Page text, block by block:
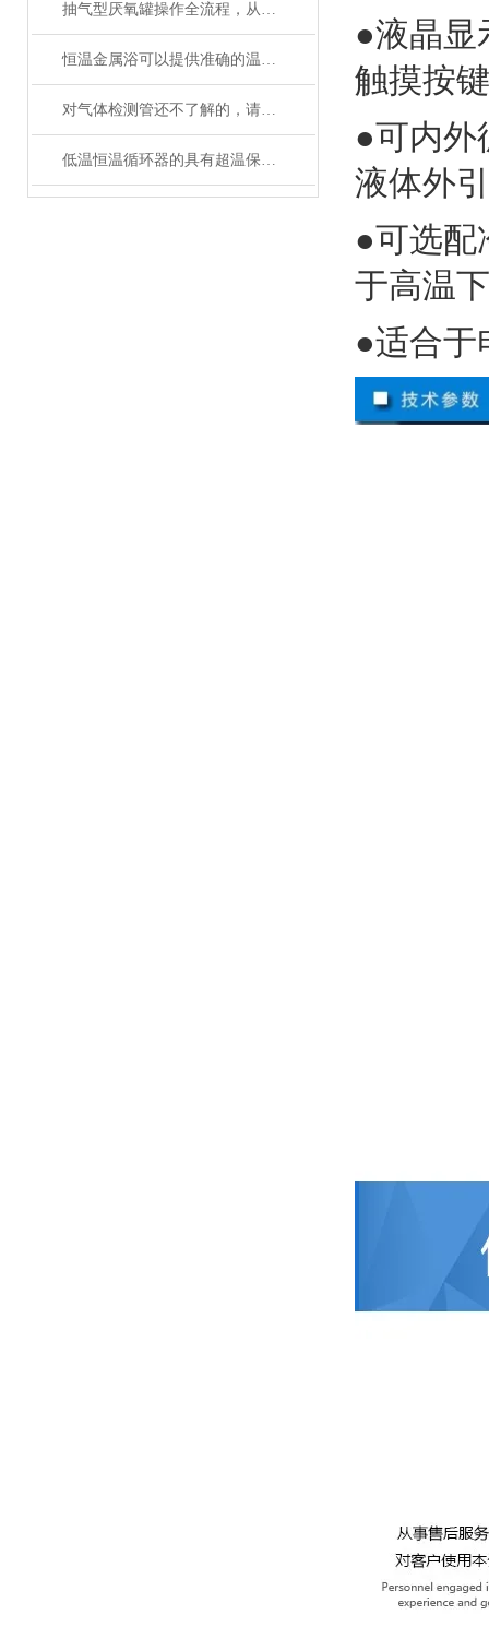
抽气型厌氧罐操作全流程，从设备准备到微生物培养的标准化指南
恒温金属浴可以提供准确的温度控制和恒温条件
对气体检测管还不了解的，请看这里！
低温恒温循环器的具有超温保护，传感器异常保护功能
●液晶显
触摸按
●可内外
液体外
●可选配
于高温
●适合于